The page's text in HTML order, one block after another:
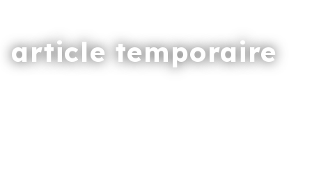
article temporaire